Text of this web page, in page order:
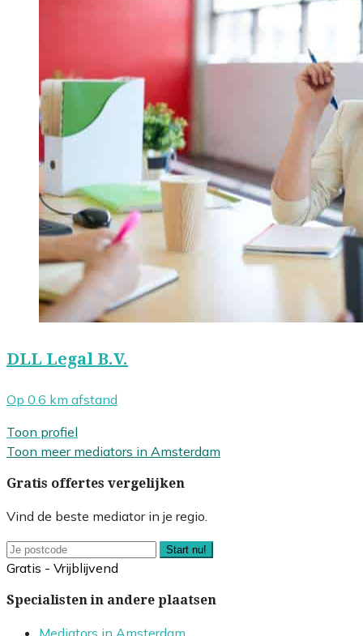
DLL Legal B.V.
Op 0.6 km afstand
Toon profiel
Toon meer mediators in Amsterdam
Gratis offertes vergelijken
Vind de beste mediator in je regio.
Start nu!
Gratis - Vrijblijvend
Specialisten in andere plaatsen